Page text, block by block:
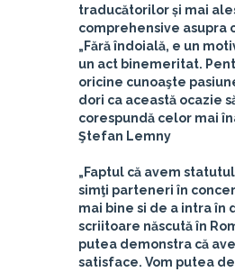
traducătorilor și mai
comprehensive asupra
„Fără îndoială, e un
un act binemeritat.
oricine cunoaşte
dori ca această ocazie
corespundă celor mai
Ştefan Lemny
„Faptul că avem
simţi parteneri în
mai bine si de a intra în
scriitoare născută în
putea demonstra că
satisface. Vom putea